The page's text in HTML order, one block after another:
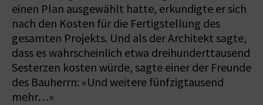
einen Plan ausgewählt hatte, erkundigte er sich
nach den Kosten für die Fertigstellung des
gesamten Projekts. Und als der Architekt sagte,
dass es wahrscheinlich etwa dreihunderttausend
Sesterzen kosten würde, sagte einer der Freunde
des Bauherrn: «Und weitere fünfzigtausend
mehr…»